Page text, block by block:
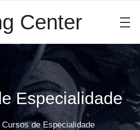
Center
Especialidade
Cursos de Especialidade